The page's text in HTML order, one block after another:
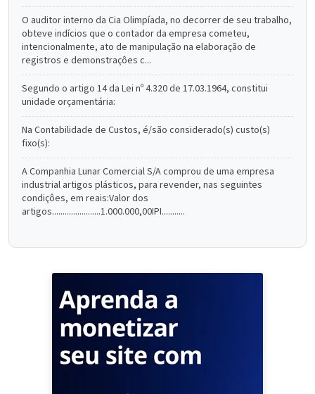
O auditor interno da Cia Olimpíada, no decorrer de seu trabalho,
obteve indícios que o contador da empresa cometeu,
intencionalmente, ato de manipulação na elaboração de
registros e demonstraçôes c...
Segundo o artigo 14 da Lei nº 4.320 de 17.03.1964, constitui
unidade orçamentária:
Na Contabilidade de Custos, é/são considerado(s) custo(s)
fixo(s):
A Companhia Lunar Comercial S/A comprou de uma empresa
industrial artigos plásticos, para revender, nas seguintes
condiçôes, em reais:Valor dos
artigos.......................1.000.000,00IPI...........